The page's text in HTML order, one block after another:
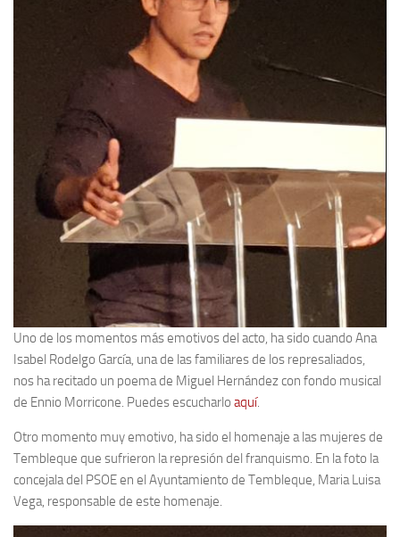
Uno de los momentos más emotivos del acto, ha sido cuando Ana
Isabel Rodelgo García, una de las familiares de los represaliados,
nos ha recitado un poema de Miguel Hernández con fondo musical
de Ennio Morricone. Puedes escucharlo aquí.
Otro momento muy emotivo, ha sido el homenaje a las mujeres de
Tembleque que sufrieron la represión del franquismo. En la foto la
concejala del PSOE en el Ayuntamiento de Tembleque, Maria Luisa
Vega, responsable de este homenaje.